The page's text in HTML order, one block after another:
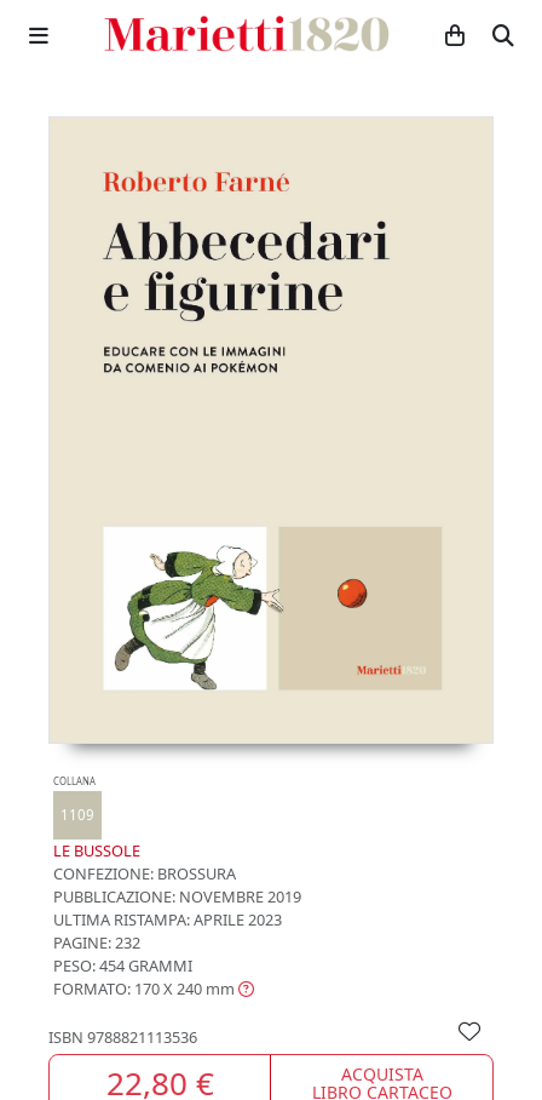
COLLANA
1109
LE BUSSOLE
CONFEZIONE: BROSSURA
PUBBLICAZIONE: NOVEMBRE 2019
ULTIMA RISTAMPA:APRILE 2023
PAGINE: 232
PESO: 454 GRAMMI
FORMATO: 170 X 240 mm
ISBN 9788821113536
22,80 € ACQUISTA
LIBRO CARTACEO